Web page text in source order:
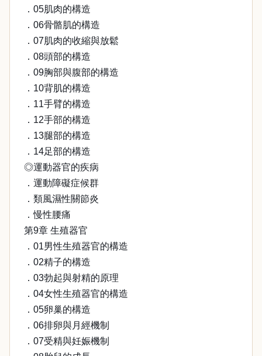
．05肌肉的構造
．06骨骼肌的構造
．07肌肉的收縮與放鬆
．08頭部的構造
．09胸部與腹部的構造
．10背肌的構造
．11手臂的構造
．12手部的構造
．13腿部的構造
．14足部的構造
◎運動器官的疾病
．運動障礙症候群
．類風濕性關節炎
．慢性腰痛
第9章 生殖器官
．01男性生殖器官的構造
．02精子的構造
．03勃起與射精的原理
．04女性生殖器官的構造
．05卵巢的構造
．06排卵與月經機制
．07受精與妊娠機制